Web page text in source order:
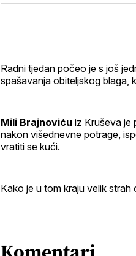
Radni tjedan počeo je s još
spašavanja obiteljskog blaga,
Mili Brajnoviću iz Kruševa je
nakon višednevne potrage,
vratiti se kući.
Kako je u tom kraju velik